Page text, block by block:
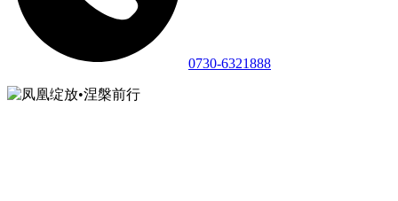
0730-6321888